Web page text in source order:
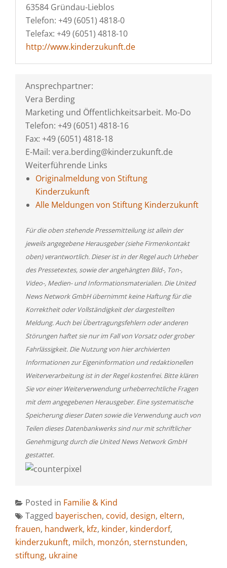
63584 Gründau-Lieblos
Telefon: +49 (6051) 4818-0
Telefax: +49 (6051) 4818-10
http://www.kinderzukunft.de
Ansprechpartner:
Vera Berding
Marketing und Öffentlichkeitsarbeit. Mo-Do
Telefon: +49 (6051) 4818-16
Fax: +49 (6051) 4818-18
E-Mail: vera.berding@kinderzukunft.de
Weiterführende Links
Originalmeldung von Stiftung
Kinderzukunft
Alle Meldungen von Stiftung Kinderzukunft
Für die oben stehende Pressemitteilung ist allein der
jeweils angegebene Herausgeber (siehe Firmenkontakt
oben) verantwortlich. Dieser ist in der Regel auch Urheber
des Pressetextes, sowie der angehängten Bild-, Ton-,
Video-, Medien- und Informationsmaterialien. Die United
News Network GmbH übernimmt keine Haftung für die
Korrektheit oder Vollständigkeit der dargestellten
Meldung. Auch bei Übertragungsfehlern oder anderen
Störungen haftet sie nur im Fall von Vorsatz oder grober
Fahrlässigkeit. Die Nutzung von hier archivierten
Informationen zur Eigeninformation und redaktionellen
Weiterverarbeitung ist in der Regel kostenfrei. Bitte klären
Sie vor einer Weiterverwendung urheberrechtliche Fragen
mit dem angegebenen Herausgeber. Eine systematische
Speicherung dieser Daten sowie die Verwendung auch von
Teilen dieses Datenbankwerks sind nur mit schriftlicher
Genehmigung durch die United News Network GmbH
gestattet.
Posted in Familie & Kind
Tagged bayerischen, covid, design, eltern,
frauen, handwerk, kfz, kinder, kinderdorf,
kinderzukunft, milch, monzón, sternstunden,
stiftung, ukraine